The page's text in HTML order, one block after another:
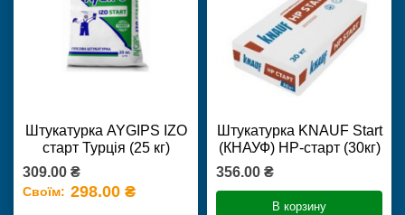
Штукатурка AYGIPS IZO
старт Турція (25 кг)
309.00 ₴
Своїм: 298.00 ₴
Штукатурка KNAUF Start
(КНАУФ) НР-старт (30кг)
356.00 ₴
В корзину